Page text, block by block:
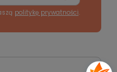
politykę prywatności.